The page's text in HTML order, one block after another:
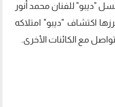
6 من مسلسل "ديبو" للفنان محمد أنور
اكتشاف "ديبو" امتلاكه
مع الكائنات الأخرى.